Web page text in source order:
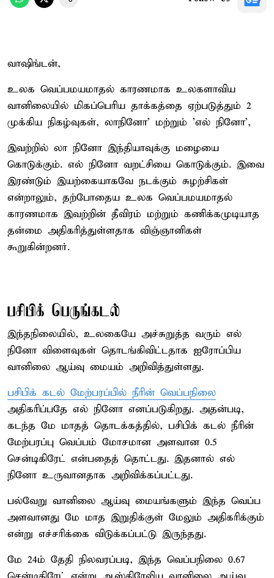
வாஷிங்டன்,
உலக வெப்பமயமாதல் காரணமாக உலகளாவிய
வானிலையில் மிகப்பெரிய தாக்கத்தை ஏற்படுத்தும் 2
முக்கிய நிகழ்வுகள், லாநினோ' மற்றும் 'எல் நினோ',
இவற்றில் லா நினோ இந்தியாவுக்கு மழையை
கொடுக்கும். எல் நினோ வறட்சியை கொடுக்கும். இவை
இரண்டும் இயற்கையாகவே நடக்கும் சுழற்சிகள்
என்றாலும், தற்போதைய உலக வெப்பமயமாதல்
காரணமாக இவற்றின் தீவிரம் மற்றும் கணிக்கமுடியாத
தன்மை அதிகரித்துள்ளதாக விஞ்ஞானிகள்
கூறுகின்றனர்.
பசிபிக் பெருங்கடல்
இந்தநிலையில், உலகையே அச்சுறுத்த வரும் எல்
நினோ விளைவுகள் தொடங்கிவிட்டதாக ஐரோப்பிய
வானிலை ஆய்வு மையம் அறிவித்துள்ளது.
பசிபிக் கடல் மேற்பரப்பில் நீரின் வெப்பநிலை
அதிகரிப்பதே எல் நினோ எனப்படுகிறது. அதன்படி,
கடந்த மே மாதத் தொடக்கத்தில், பசிபிக் கடல் நீரின்
மேற்பரப்பு வெப்பம் மோசமான அளவான 0.5
சென்டிகிரேட் என்பதைத் தொட்டது. இதனால் எல்
நினோ உருவானதாக அறிவிக்கப்பட்டது.
பல்வேறு வானிலை ஆய்வு மையங்களும் இந்த வெப்ப
அளவானது மே மாத இறுதிக்குள் மேலும் அதிகரிக்கும்
என்று எச்சரிக்கை விடுக்கப்பட்டு இருந்தது.
மே 24ம் தேதி நிலவரப்படி, இந்த வெப்பநிலை 0.67